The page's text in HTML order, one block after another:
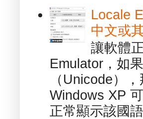
Locale
中文或
讓軟體
Emulator，如
（Unicode）
Windows XP
正常顯示該國